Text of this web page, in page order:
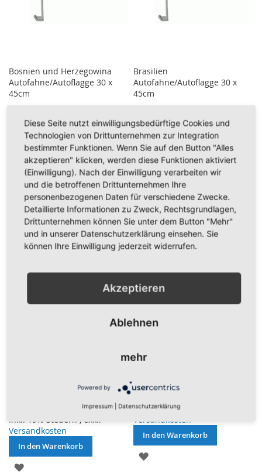
Bosnien und Herzegowina
Autofahne/Autoflagge 30 x
45cm
Inkl. 19% Steuern,exkl.
Versandkosten
In den Warenkorb
ZUR
WUNSCHLISTE
HINZUFÜGEN
Brasilien
Autofahne/Autoflagge 30 x
45cm
Inkl. 19% Steuern,exkl.
Versandkosten
In den Warenkorb
ZUR
WUNSCHLISTE
HINZUFÜGEN
Inkl. 19% Steuern , exkl.
Versandkosten
In den Warenkorb
ZUR
Chile Autofahne/Autoflagge 30
6,95 €
Inkl. 19% Steuern
Versandkosten
In den Warenkorb
ZUR
Diese Seite nutzt einwilligungsbedürftige Cookies und
Technologien von Drittunternehmen zur Integration
bestimmter Funktionen. Wenn Sie auf den Button "Alles
akzeptieren" klicken, werden diese Funktionen aktiviert
(Einwilligung). Nach der Einwilligung verarbeiten wir
und die betroffenen Drittunternehmen Ihre
personenbezogenen Daten für verschiedene Zwecke.
Detaillierte Informationen zu Zweck, Rechtsgrundlagen,
Drittunternehmen können Sie unter dem Button "Mehr"
und in unserer Datenschutzerklärung einsehen. Sie
können Ihre Einwilligung jederzeit widerrufen.
Akzeptieren
Ablehnen
mehr
Powered by
Impressum Datenschutzerklärung